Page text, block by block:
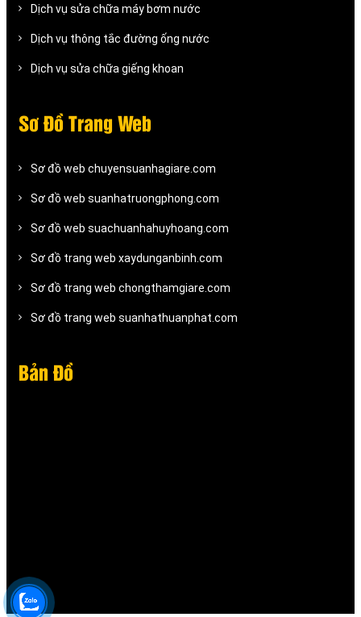
Dịch vụ sửa chữa máy bơm nước
Dịch vụ thông tắc đường ống nước
Dịch vụ sửa chữa giếng khoan
Sơ Đồ Trang Web
Sơ đồ web chuyensuanhagiare.com
Sơ đồ web suanhatruongphong.com
Sơ đồ web suachuanhahuyhoang.com
Sơ đồ trang web xaydunganbinh.com
Sơ đồ trang web chongthamgiare.com
Sơ đồ trang web suanhathuanphat.com
Bản Đồ